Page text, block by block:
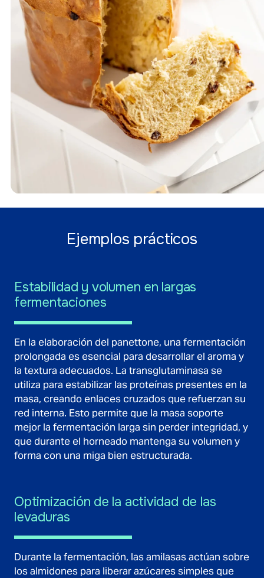
Ejemplos prácticos
Estabilidad y volumen en largas
fermentaciones
En la elaboración del panettone, una fermentación
prolongada es esencial para desarrollar el aroma y
la textura adecuados. La transglutaminasa se
utiliza para estabilizar las proteínas presentes en la
masa, creando enlaces cruzados que refuerzan su
red interna. Esto permite que la masa soporte
mejor la fermentación larga sin perder integridad, y
que durante el horneado mantenga su volumen y
forma con una miga bien estructurada.
Optimización de la actividad de las
levaduras
Durante la fermentación, las amilasas actúan sobre
los almidones para liberar azúcares simples que